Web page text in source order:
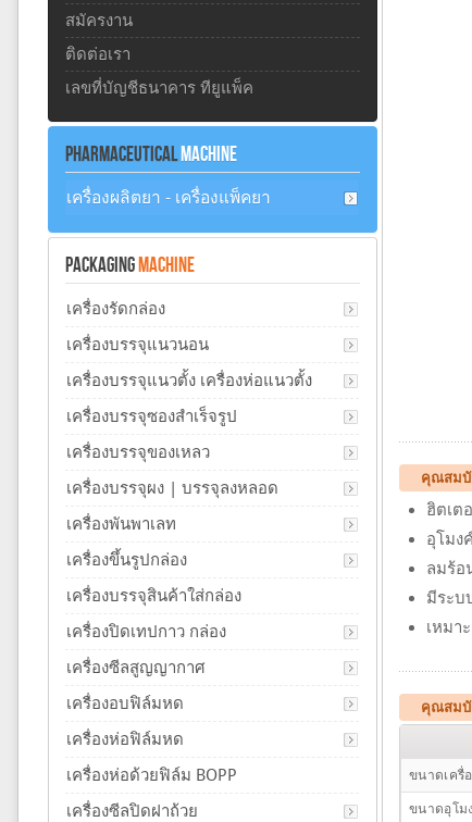
คุณสมบั
ฮิตเต
อุโมง
ลมร้อ
มีระบ
เหมา
คุณสมบั
ขนาดเครื่
ขนาดอุโม
สมัครงาน
ติดต่อเรา
เลขที่บัญชีธนาคาร ทียูแพ็ค
PHARMACEUTICALMACHINE
เครื่องผลิตยา - เครื่องแพ็คยา
PACKAGING MACHINE
เครื่องรัดกล่อง
เครื่องบรรจุแนวนอน
เครื่องบรรจุแนวตั้ง เครื่องห่อแนวตั้ง
เครื่องบรรจุซองสำเร็จรูป
เครื่องบรรจุของเหลว
เครื่องบรรจุผง | บรรจุลงหลอด
เครื่องพันพาเลท
เครื่องขึ้นรูปกล่อง
เครื่องบรรจุสินค้าใส่กล่อง
เครื่องปิดเทปกาว กล่อง
เครื่องซีลสูญญากาศ
เครื่องอบฟิล์มหด
เครื่องห่อฟิล์มหด
เครื่องห่อด้วยฟิล์ม BOPP
เครื่องซีลปิดฝาถ้วย